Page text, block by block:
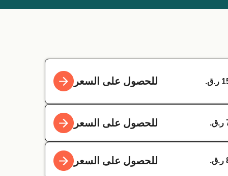
للحصول على السعر
للحصول على السعر
للحصول على السعر